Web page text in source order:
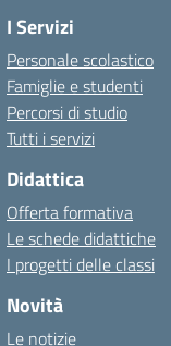
I Servizi
Personale scolastico
Famiglie e studenti
Percorsi di studio
Tutti i servizi
Didattica
Offerta formativa
Le schede didattiche
I progetti delle classi
Novità
Le notizie